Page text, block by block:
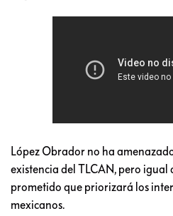
López Obrador no ha
existencia del TLCAN, pero igual
prometido que priorizará los
mexicanos.